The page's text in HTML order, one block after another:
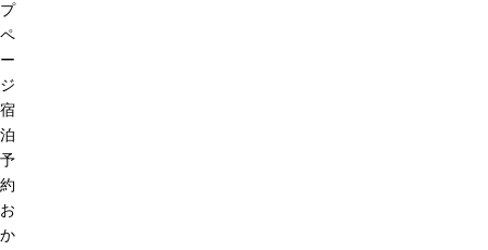
プ
ペ
ー
ジ
宿
泊
予
約
お
か